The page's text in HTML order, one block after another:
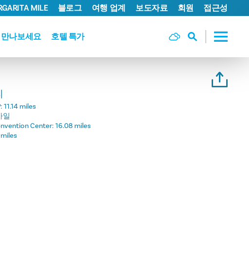
만나보세요 호텔 특가
MILE 블로그 여행 업계 보도자료 회원 접근성
: 11.14 miles
일
Center: 16.08 miles